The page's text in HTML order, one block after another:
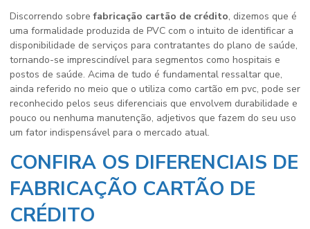
Discorrendo sobrefabricação cartão de crédito, dizemos que é
uma formalidade produzida de PVC com o intuito de identificar a
disponibilidade de serviços para contratantes do plano de saúde,
tornando-se imprescindível para segmentos como hospitais e
postos de saúde. Acima de tudo é fundamental ressaltar que,
ainda referido no meio que o utiliza como cartão em pvc, pode ser
reconhecido pelos seus diferenciais que envolvem durabilidade e
pouco ou nenhuma manutenção, adjetivos que fazem do seu uso
um fator indispensável para o mercado atual.
CONFIRA OS DIFERENCIAIS DE
FABRICAÇÃO CARTÃO DE
CRÉDITO